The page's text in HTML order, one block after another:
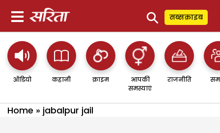
⚲ सब्सक्राइब
ऑडियो कहानी क्राइम
आपकी
समस्याएं
राजनीति
Home » jabalpur jail